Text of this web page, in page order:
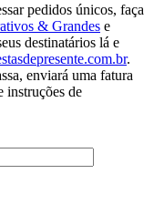
pedidos únicos, faça
& Grandes e
destinatários lá e
.
enviará uma fatura
instruções de